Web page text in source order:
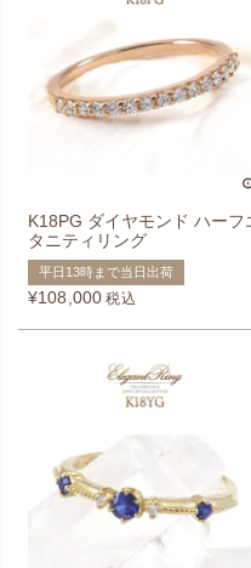
K18PG ダイヤモンド ハーフ
タニティリング
平日13時まで当日出荷
¥108,000 税込